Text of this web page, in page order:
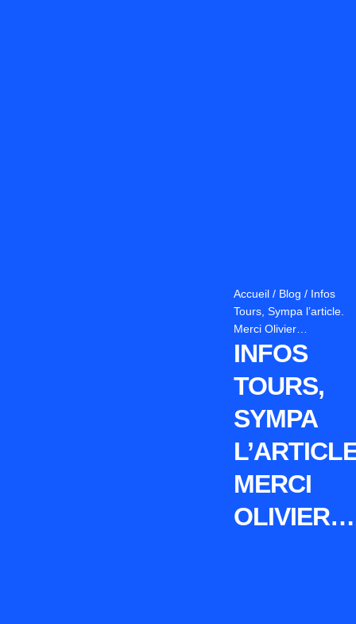
Accueil/ Blog / Infos
Tours, Sympa l’article.
Merci Olivier…
INFOS
TOURS,
SYMPA
MERCI
OLIVIER…